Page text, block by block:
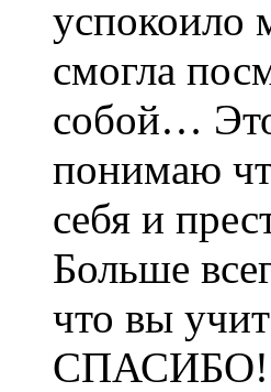
успокоило
смогла
собой…
понимаю
себя и
Больше
что вы